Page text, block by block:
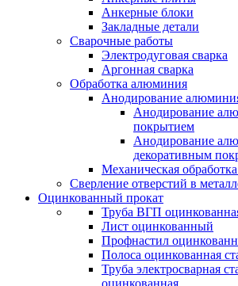
Анкерные блоки
Закладные детали
Сварочные работы
Электродуговая сварка
Аргонная сварка
Обработка алюминия
Анодирование
Анодирование
покрытием
Анодирование
декоративным
Механическая
Сверление отверстий в
Оцинкованный прокат
Труба ВГП
Лист оцинкованный
Профнастил
Полоса оцинкованная
Труба электросварная
оцинкованная